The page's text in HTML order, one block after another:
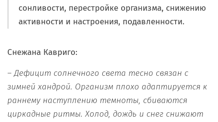
сонливости, перестройке организма, снижению
активности и настроения, подавленности.
Снежана Кавриго:
– Дефицит солнечного света тесно связан с
зимней хандрой. Организм плохо адаптируется к
раннему наступлению темноты, сбиваются
циркадные ритмы. Холод, дождь и снег снижают